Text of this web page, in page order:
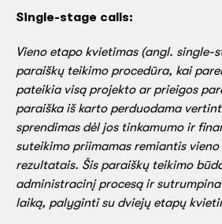
Single-stage calls:
Vieno etapo kvietimas (angl. single-
paraiškų teikimo procedūra, kai
pateikia visą projekto ar prieigos
paraiška iš karto perduodama
sprendimas dėl jos tinkamumo ir
suteikimo priimamas remiantis
rezultatais. Šis paraiškų teikimo
administracinį procesą ir
laiką, palyginti su dviejų etapų